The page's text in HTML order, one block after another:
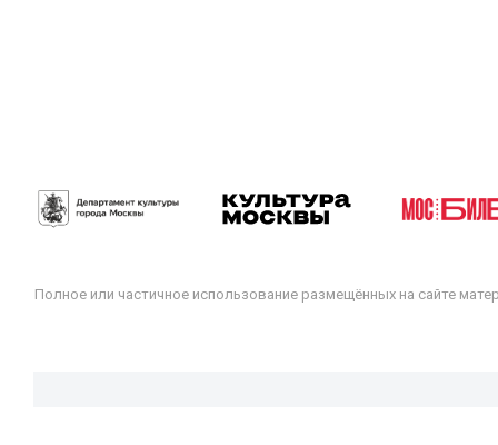
Полное или частичное использование размещённых на сайте